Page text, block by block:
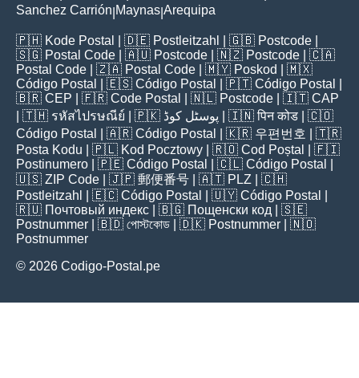
Sanchez Carrión Maynas Arequipa
🇵🇭 Kode Postal | 🇩🇪 Postleitzahl | 🇬🇧 Postcode
🇸🇬 Postal Code | 🇦🇺 Postcode | 🇳🇿 Postcode | 🇨🇦
Postal Code | 🇿🇦 Postal Code | 🇲🇾 Poskod
| 🇲🇽
Código Postal
| 🇪🇸 Código Postal | 🇵🇹 Código Postal
🇧🇷 CEP | 🇫🇷 Code Postal | 🇳🇱 Postcode | 🇮🇹 CAP
| 🇹🇭 รหัสไปรษณีย์ | 🇵🇰 پوسٹل کوڈ | 🇮🇳पिन कोड | 🇨🇴
Código Postal
| 🇦🇷 Código Postal | 🇰🇷 우편번호
| 🇹🇷
Posta Kodu | 🇵🇱 Kod Pocztowy | 🇷🇴 Cod Poștal
| 🇫🇮
Postinumero | 🇵🇪 Código Postal | 🇨🇱 Código Postal
🇺🇸 ZIP Code | 🇯🇵 郵便番号 | 🇦🇹 PLZ | 🇨🇭
Postleitzahl
| 🇪🇨 Código Postal | 🇺🇾 Código Postal
🇷🇺 Почтовый индекс | 🇧🇬 Пощенски код | 🇸🇪
Postnummer | 🇧🇩 পোস্টকোড | 🇩🇰 Postnummer | 🇳🇴
Postnummer
© 2026 Codigo-Postal.pe